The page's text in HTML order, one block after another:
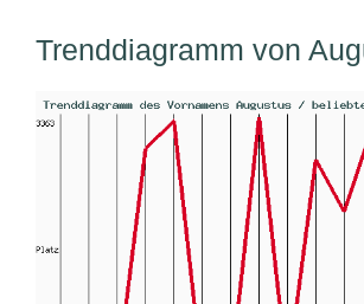
Trenddiagramm von